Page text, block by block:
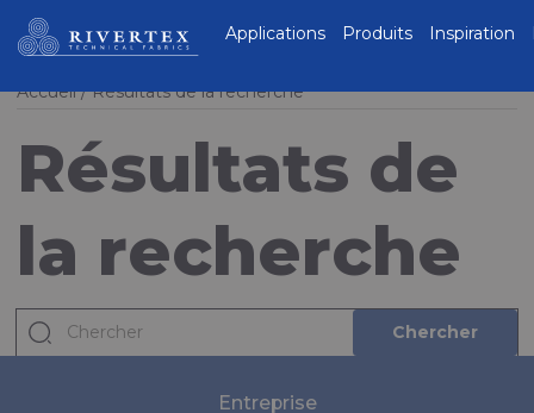
Accueil Résultats de la recherche
Résultats de
la recherche
Chercher Chercher
Rivertex Technical
Fabrics Group
Applications Produits Inspiration
Entreprise